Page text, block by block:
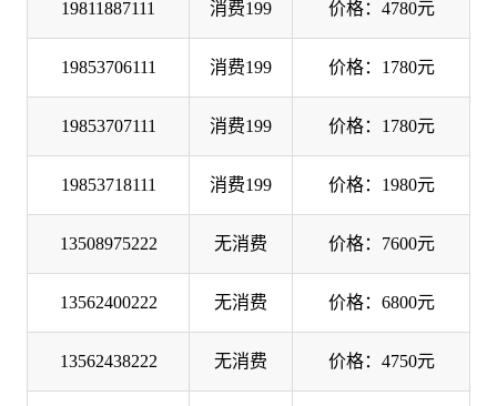
19811887111 消费199 价格：4780元
19853706111 消费199 价格：1780元
19853707111 消费199 价格：1780元
19853718111 消费199 价格：1980元
13508975222 无消费 价格：7600元
13562400222 无消费 价格：6800元
13562438222 无消费 价格：4750元